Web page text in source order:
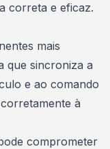
correta e eficaz.
mais
que sincroniza a
e ao comando
à
comprometer